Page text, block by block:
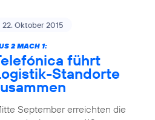
22. Oktober 2015
2 MACH 1:
führt
Standorte
September erreichten die